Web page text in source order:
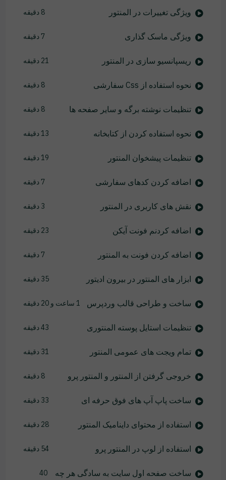
ویژگی تغییرات در المنتور 8 دقیقه
ویژگی ماسک گذاری 7 دقیقه
ریسپانسیو سازی در المنتور 21 دقیقه
نحوه استفاده از Css سفارشی 8 دقیقه
تنظیمات نوشته برگه و سایر صفحه ها 8 دقیقه
نحوه استفاده کردن از کتابخانه 13 دقیقه
تنظیمات پیشخوان المنتور 19 دقیقه
اضافه کردن کدهای سفارشی 7 دقیقه
نقش های کاربری در المنتور 3 دقیقه
اضافه کردنم فونت آیکن 23 دقیقه
اضافه کردن فونت به المنتور 7 دقیقه
ابزار های المنتور در بیرون ادیتور 35 دقیقه
ساخت و طراحی قالب وردپرس 1 ساعت و 20 دقیقه
تنظیمات استایل پوسته المنتوری 43 دقیقه
تمام ویجت های عمومی المنتور 31 دقیقه
خروجی گرفتن از المنتور و المنتور پرو 8 دقیقه
ساخت پاپ آپ های فوق حرفه ای 33 دقیقه
استفاده از محتوای داینامیک المنتور 28 دقیقه
استفاده از لوپ در المنتور پرو 54 دقیقه
ساخت صفحه اول سایت به سادگی هر چه
40